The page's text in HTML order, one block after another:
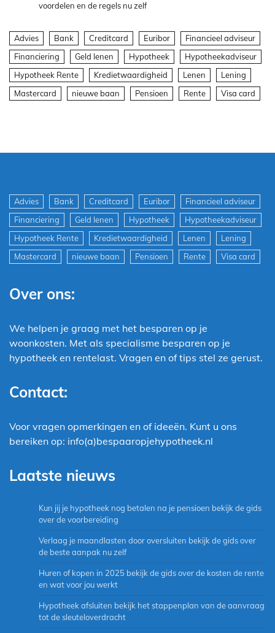
voordelen en de regels nu zelf
Advies Bank Creditcard Euribor
Financieel adviseur
Financiering
Geld lenen Hypotheek
Hypotheekadviseur
Hypotheek Rente
Kredietwaardigheid Lenen
Lening
Mastercard
nieuwe baan Pensioen Rente Visa card
Advies Bank Creditcard Euribor
Financieel adviseur
Financiering
Geld lenen Hypotheek
Hypotheekadviseur
Hypotheek Rente
Kredietwaardigheid Lenen
Lening
Mastercard
nieuwe baan Pensioen Rente Visa card
Over ons:
We helpen je graag met het besparen op je
woonkosten. Met als specialisme besparen op je
hypotheek en rentelast. Vragen en of tips stel ze gerust.
Contact:
Voor vragen opmerkingen en of ideeën. Kunt u ons
bereiken op: info(a)bespaaropjehypotheek.nl
Laatste nieuws
Kun jij je hypotheek nog betalen na je pensioen bekijk de gids
over de voorbereiding
Verlaag je maandlasten door oversluiten bekijk de gids over
de beste aanpak nu zelf
Huren of kopen in 2025 bekijk de gids over de kosten de rente
en wat voor jou werkt
Hypotheek afsluiten bekijk het stappenplan van de aanvraag
tot de sleuteloverdracht